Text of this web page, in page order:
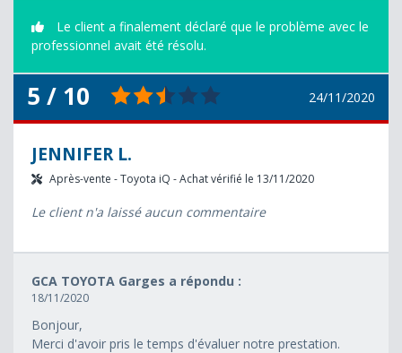
Le client a finalement déclaré que le problème avec le
professionnel avait été résolu.
5 / 10 24/11/2020
JENNIFER L.
Après-vente - Toyota iQ - Achat vérifié le 13/11/2020
Le client n'a laissé aucun commentaire
GCA TOYOTA Garges a répondu :
18/11/2020
Bonjour,
Merci d'avoir pris le temps d'évaluer notre prestation.